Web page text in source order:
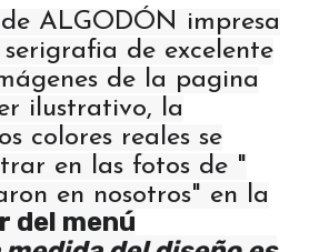
ALGODÓN impresa
de excelente
de la pagina
ilustrativo, la
colores reales se
en las fotos de "
en nosotros" en la
del menú